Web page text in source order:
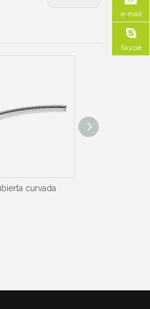
curvada
e-mail
Skype